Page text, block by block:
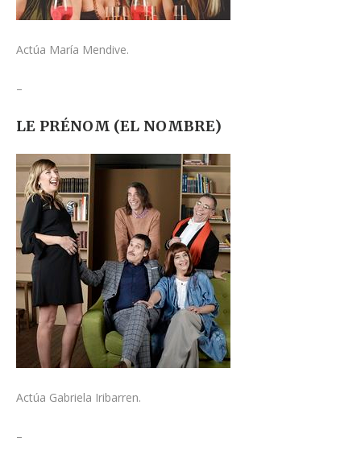
Actúa María Mendive.
–
LE PRÉNOM (EL NOMBRE)
Actúa Gabriela Iribarren.
–